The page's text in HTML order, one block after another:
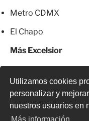
Utilizamos cookies
personalizar y
nuestros usuarios en
Metro CDMX
El Chapo
Más Excelsior
© 2026 Todos los
o parcial,